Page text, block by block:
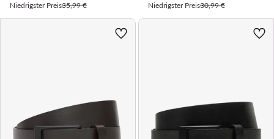
Niedrigster Preis35,99 €
Niedrigster Preis30,99 €